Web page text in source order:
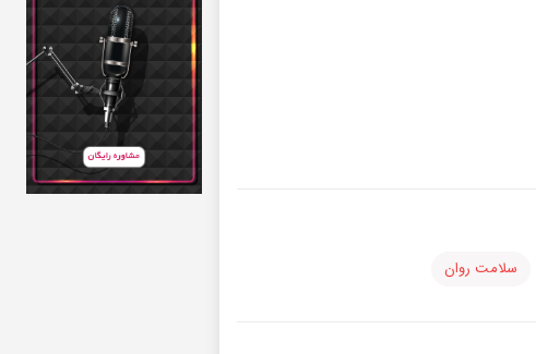
سلامت روان